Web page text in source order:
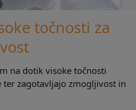
točnosti za
na dotik visoke točnosti
ter zagotavljajo zmogljivost in